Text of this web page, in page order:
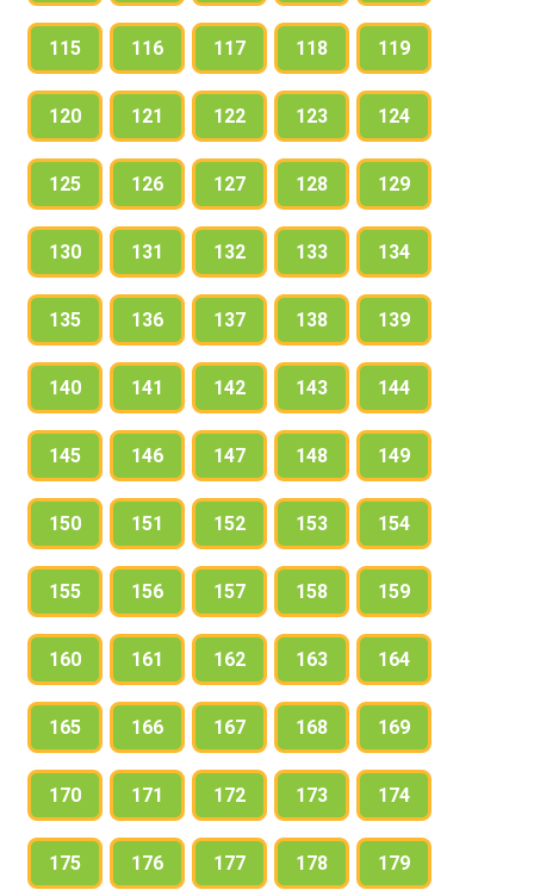
115 116 117 118 119
120 121 122 123 124
125 126 127 128 129
130 131 132 133 134
135 136 137 138 139
140 141 142 143 144
145 146 147 148 149
150 151 152 153 154
155 156 157 158 159
160 161 162 163 164
165 166 167 168 169
170 171 172 173 174
175 176 177 178 179